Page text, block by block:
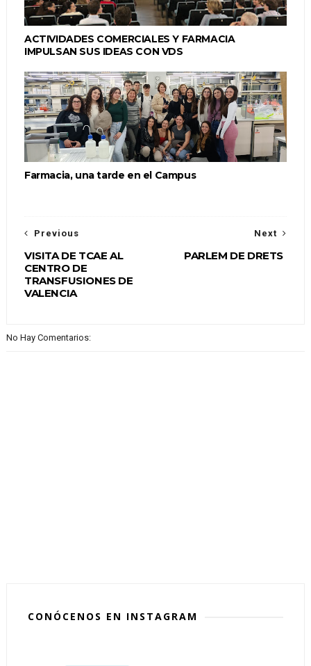
ACTIVIDADES COMERCIALES Y FARMACIA
IMPULSAN SUS IDEAS CON VDS
Farmacia, una tarde en el Campus
Next
PARLEM DE DRETS
Previous
VISITA DE TCAE AL
CENTRO DE
TRANSFUSIONES DE
VALENCIA
No Hay Comentarios:
CONÓCENOS EN INSTAGRAM